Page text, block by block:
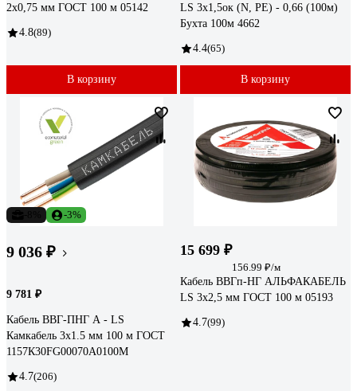
2х0,75 мм ГОСТ 100 м 05142
4.8(89)
В корзину
LS 3x1,5ок (N, PE) - 0,66 (100м)
Бухта 100м 4662
4.4(65)
В корзину
-3%
9 036 ₽
9 781 ₽
Кабель ВВГ-ПНГ А - LS
Камкабель 3x1.5 мм 100 м ГОСТ
1157К30FG00070А0100М
4.7(206)
15 699 ₽
156.99 ₽/м
Кабель ВВГп-НГ АЛЬФАКАБЕЛЬ
LS 3х2,5 мм ГОСТ 100 м 05193
4.7(99)